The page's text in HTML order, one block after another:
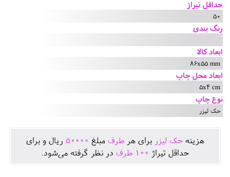
حداقل تیراژ
50
رنگ بندی
ابعاد کالا
86x55 mm
ابعاد محل چاپ
5x4 cm
نوع چاپ
حک لیزر
هزينهحک لیزر برای هرطرف مبلغ 50000 ريال و برای
حداقل تيراژ 100 طرف در نظر گرفته می‌شود.